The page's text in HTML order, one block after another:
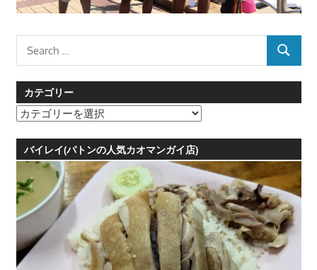
SEARCH
カテゴリー
カ
ゴ
ー
バイレイ(パトンの人気カオマンガイ店)